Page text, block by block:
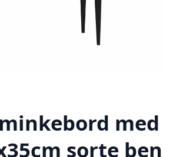
med
sorte ben